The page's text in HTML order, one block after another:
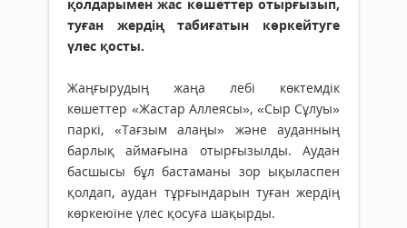
қолдарымен жас көшеттер отырғызып,
туған жердің табиғатын көркейтуге
үлес қосты.
Жаңғырудың жаңа лебі көктемдік
көшеттер «Жастар Аллеясы», «Сыр Сұлуы»
паркі, «Тағзым алаңы» және ауданның
барлық аймағына отырғызылды. Аудан
басшысы бұл бастаманы зор ықыласпен
қолдап, аудан тұрғындарын туған жердің
көркеюіне үлес қосуға шақырды.